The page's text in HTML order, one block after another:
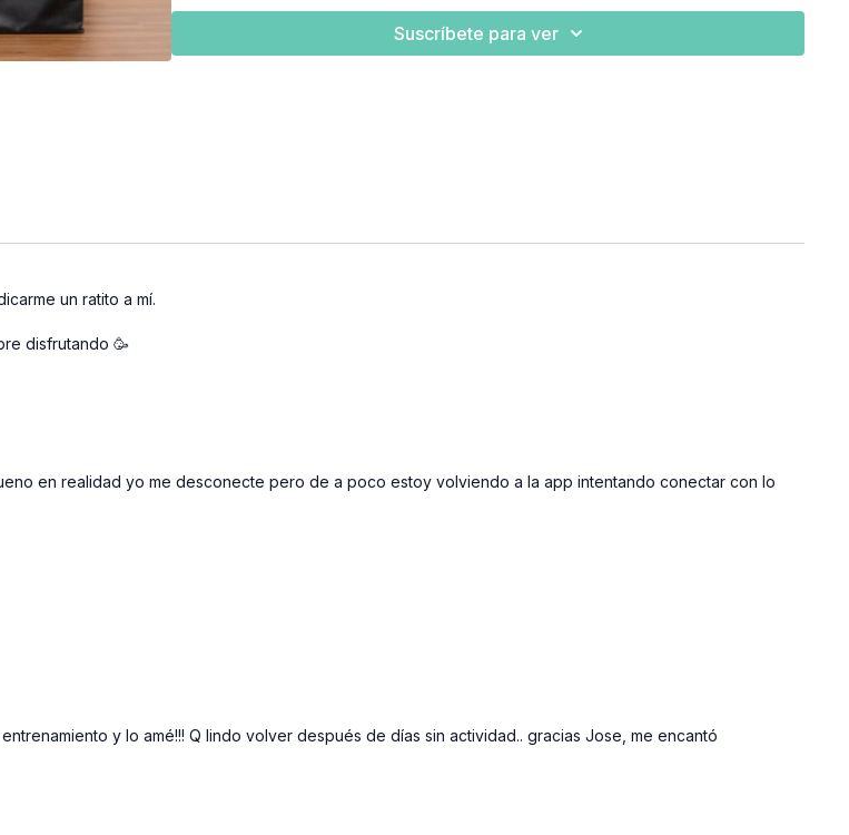
Suscríbete para ver
un ratito a mí.
disfrutando 🥳
en realidad yo me desconecte pero de a poco estoy volviendo a la app intentando conectar con lo
y lo amé!!! Q lindo volver después de días sin actividad.. gracias Jose, me encantó